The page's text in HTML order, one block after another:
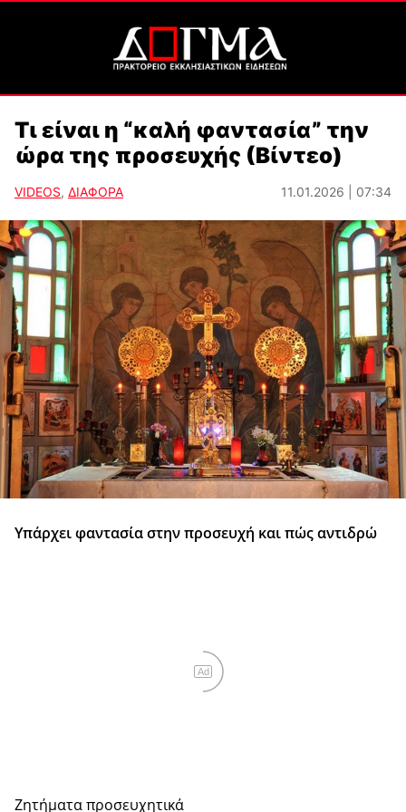
Τι είναι η “καλή φαντασία” την
ώρα της προσευχής (Βίντεο)
VIDEOS, ΔΙΑΦΟΡΑ 11.01.2026 | 07:34
Υπάρχει φαντασία στην προσευχή και πώς αντιδρώ
Ad
Ζητήματα προσευχητικά